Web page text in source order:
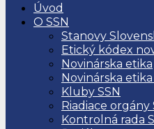
Úvod
O SSN
Stanovy
Etický kódex
Novinárska etika
Novinárska
Kluby SSN
Riadiace orgány
Kontrolná rada